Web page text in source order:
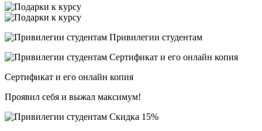
Привилегии студентам
Сертификат и его онлайн копия
Проявил себя и выжал максимум!